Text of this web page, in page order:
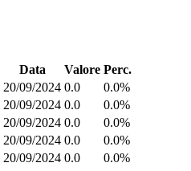
Data Valore Perc.
20/09/2024 0.0
0.0%
20/09/2024 0.0
0.0%
20/09/2024 0.0
0.0%
20/09/2024 0.0
0.0%
20/09/2024 0.0
0.0%